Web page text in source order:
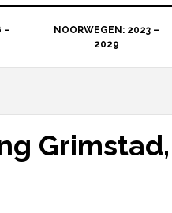
–
NOORWEGEN: 2023 –
2029
Grimstad,